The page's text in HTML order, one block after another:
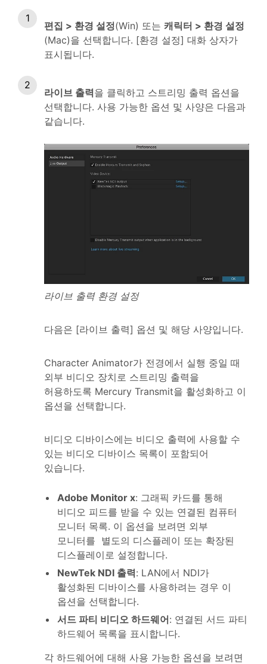
편집 > 환경 설정(Win) 또는 캐릭터 > 환경 설정
(Mac)을 선택합니다. [환경 설정] 대화 상자가
표시됩니다.
라이브 출력을 클릭하고 스트리밍 출력 옵션을
선택합니다. 사용 가능한 옵션 및 사양은 다음과
같습니다.
라이브 출력 환경 설정
다음은 [라이브 출력] 옵션 및 해당 사양입니다.
Character Animator가 전경에서 실행 중일 때
외부 비디오 장치로 스트리밍 출력을
허용하도록 Mercury Transmit을 활성화하고 이
옵션을 선택합니다.
비디오 디바이스에는 비디오 출력에 사용할 수
있는 비디오 디바이스 목록이 포함되어
있습니다.
Adobe Monitor x: 그래픽 카드를 통해
비디오 피드를 받을 수 있는 연결된 컴퓨터
모니터 목록. 이 옵션을 보려면 외부
모니터를 별도의 디스플레이 또는 확장된
디스플레이로 설정합니다.
NewTek NDI 출력: LAN에서 NDI가
활성화된 디바이스를 사용하려는 경우 이
옵션을 선택합니다.
서드 파티 비디오 하드웨어: 연결된 서드 파티
하드웨어 목록을 표시합니다.
각 하드웨어에 대해 사용 가능한 옵션을 보려면